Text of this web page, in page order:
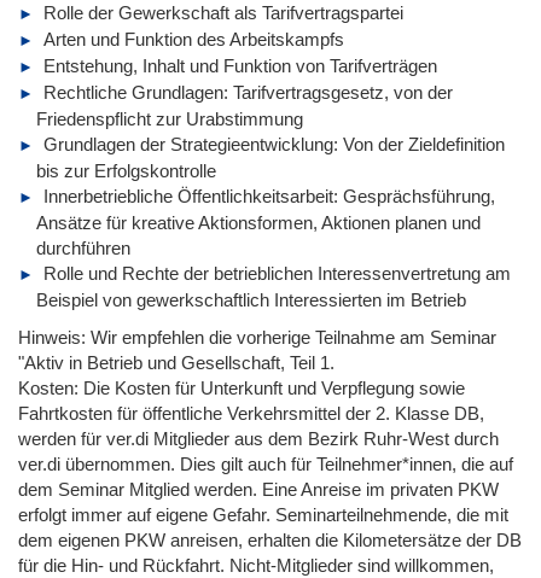
Rolle der Gewerkschaft als Tarifvertragspartei
Arten und Funktion des Arbeitskampfs
Entstehung, Inhalt und Funktion von Tarifverträgen
Rechtliche Grundlagen: Tarifvertragsgesetz, von der
Friedenspflicht zur Urabstimmung
Grundlagen der Strategieentwicklung: Von der Zieldefinition
bis zur Erfolgskontrolle
Innerbetriebliche Öffentlichkeitsarbeit: Gesprächsführung,
Ansätze für kreative Aktionsformen, Aktionen planen und
durchführen
Rolle und Rechte der betrieblichen Interessenvertretung am
Beispiel von gewerkschaftlich Interessierten im Betrieb
Hinweis: Wir empfehlen die vorherige Teilnahme am Seminar
"Aktiv in Betrieb und Gesellschaft, Teil 1.
Kosten: Die Kosten für Unterkunft und Verpflegung sowie
Fahrtkosten für öffentliche Verkehrsmittel der 2. Klasse DB,
werden für ver.di Mitglieder aus dem Bezirk Ruhr-West durch
ver.di übernommen. Dies gilt auch für Teilnehmer*innen, die auf
dem Seminar Mitglied werden. Eine Anreise im privaten PKW
erfolgt immer auf eigene Gefahr. Seminarteilnehmende, die mit
dem eigenen PKW anreisen, erhalten die Kilometersätze der DB
für die Hin- und Rückfahrt. Nicht-Mitglieder sind willkommen,